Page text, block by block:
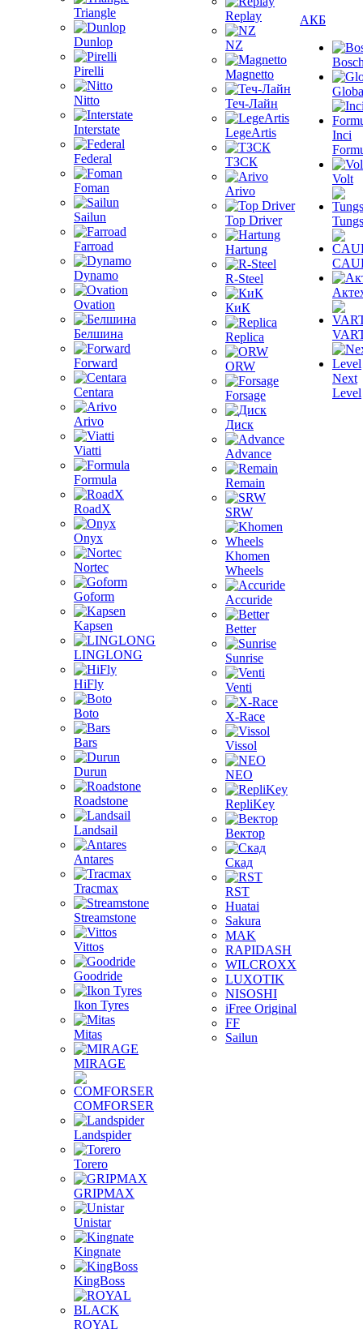
Triangle
Dunlop
Pirelli
Nitto
Interstate
Federal
Foman
Sailun
Farroad
Dynamo
Ovation
Белшина
Forward
Centara
Arivo
Viatti
Formula
RoadX
Onyx
Nortec
Goform
Kapsen
LINGLONG
HiFly
Boto
Bars
Durun
Roadstone
Landsail
Antares
Tracmax
Streamstone
Vittos
Goodride
Ikon Tyres
Mitas
MIRAGE
COMFORSER
Landspider
Torero
GRIPMAX
Unistar
Kingnate
KingBoss
ROYAL
Replay
NZ
Magnetto
Теч-Лайн
LegeArtis
ТЗСК
Arivo
Top Driver
Hartung
R-Steel
КиК
Replica
ORW
Forsage
Диск
Advance
Remain
SRW
Khomen
Wheels
Accuride
Better
Sunrise
Venti
X-Race
Vissol
NEO
RepliKey
Вектор
Скад
RST
Huatai
Sakura
MAK
RAPIDASH
WILCROXX
LUXOTIK
NISOSHI
iFree Original
FF
Sailun
АКБ
Inci
Volt
Next
Level